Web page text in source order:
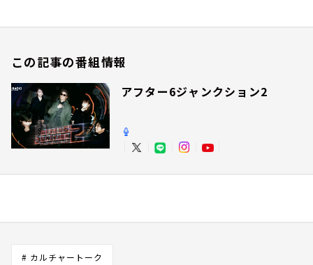
この記事の番組情報
アフター6ジャンクション2
# カルチャートーク